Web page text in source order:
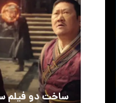
ساخت دو فیلم